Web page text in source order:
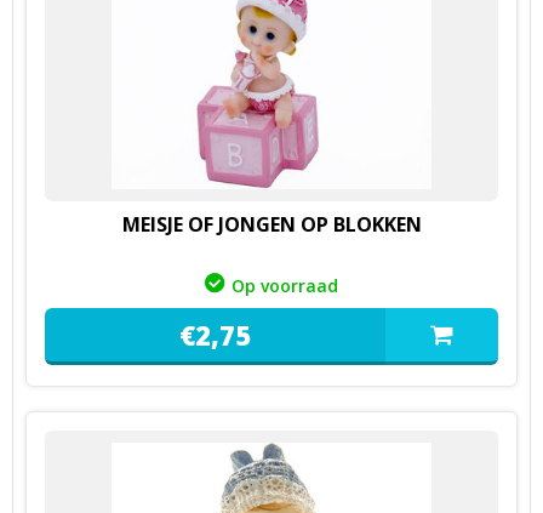
MEISJE OF JONGEN OP BLOKKEN
Op voorraad
€2,75